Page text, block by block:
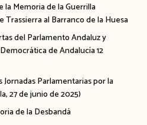
la Memoria de la Guerrilla
al Barranco de la Huesa
del Parlamento Andaluz y
de Andalucía 12
Parlamentarias por la
27 de junio de 2025)
de la Desbandá